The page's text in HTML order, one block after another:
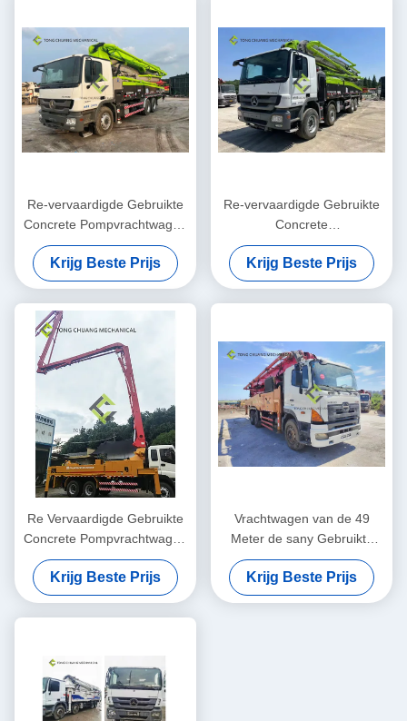
Re-vervaardigde Gebruikte
Concrete Pompvrachtwagen
vrachtwagen-Opgezette 47
Meter
Krijg Beste Prijs
Re-vervaardigde Gebruikte
Concrete
Boomvrachtwagens 56
Meter Opgezette Concrete
Pomp
Krijg Beste Prijs
Re Vervaardigde Gebruikte
Concrete Pompvrachtwagen
Putzmeister 38 Meter
Krijg Beste Prijs
Vrachtwagen van de 49
Meter de sany Gebruikte
Concrete die Pomp met
HINO-Chassis wordt re-
vervaardigd
Krijg Beste Prijs